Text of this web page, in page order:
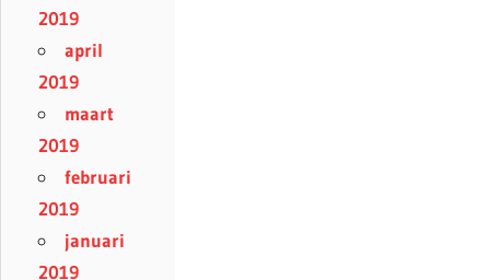
2019
april
2019
maart
2019
februari
2019
januari
2019